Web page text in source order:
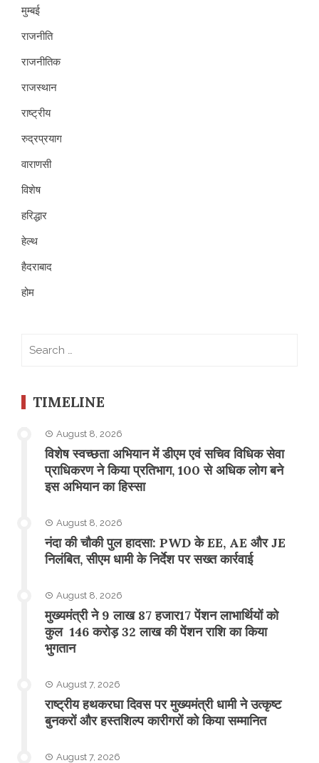
मुम्बई
राजनीति
राजनीतिक
राजस्थान
राष्ट्रीय
रुद्रप्रयाग
वाराणसी
विशेष
हरिद्धार
हेल्थ
हैदराबाद
होम
TIMELINE
August 8, 2026
विशेष स्वच्छता अभियान में डीएम एवं सचिव विधिक सेवा
प्राधिकरण ने किया प्रतिभाग, 100 से अधिक लोग बने
इस अभियान का हिस्सा
August 8, 2026
नंदा की चौकी पुल हादसा: PWD के EE, AE और JE
निलंबित, सीएम धामी के निर्देश पर सख्त कार्रवाई
August 8, 2026
मुख्यमंत्री ने 9 लाख 87 हजार17 पेंशन लाभार्थियों को
कुल 146 करोड़ 32 लाख की पेंशन राशि का किया
भुगतान
August 7, 2026
राष्ट्रीय हथकरघा दिवस पर मुख्यमंत्री धामी ने उत्कृष्ट
बुनकरों और हस्तशिल्प कारीगरों को किया सम्मानित
August 7, 2026